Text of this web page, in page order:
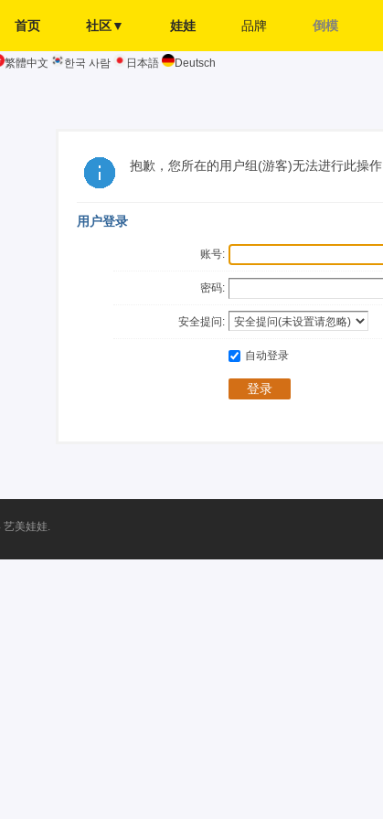
首页 社区▼ 娃娃 品牌 倒模
繁體中文 한국 사람 日本語 Deutsch
抱歉，您所在的用户组(游客)无法进行此操作
用户登录
账号:
密码:
安全提问:
自动登录
登录
艺美娃娃.